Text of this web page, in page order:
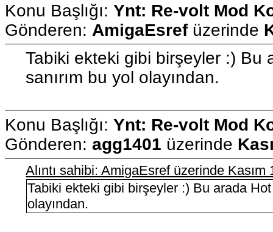
Konu Başlığı: Ynt: Re-volt Mod
Gönderen: AmigaEsrefüzerinde
Tabiki ekteki gibi birşeyler :)
sanırım bu yol olayından.
Konu Başlığı: Ynt: Re-volt Mod
Gönderen: agg1401 üzerinde
Alıntı sahibi: AmigaEsref üzerinde
Tabiki ekteki gibi birşeyler :) Bu arada
olayından.